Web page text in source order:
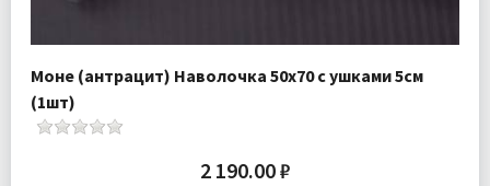
Моне (антрацит) Наволочка 50х70 с ушками 5см
(1шт)
2 190.00 ₽